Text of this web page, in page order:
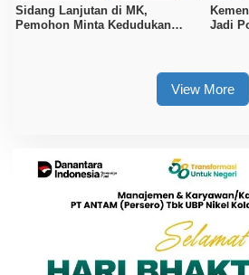
Sidang Lanjutan di MK,
Pemohon Minta Kedudukan
Jadi
View More